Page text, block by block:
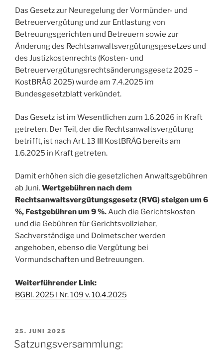
Das Gesetz zur Neuregelung der Vormünder- und
Betreuervergütung und zur Entlastung von
Betreuungsgerichten und Betreuern sowie zur
Änderung des Rechtsanwaltsvergütungsgesetzes und
des Justizkostenrechts (Kosten- und
Betreuervergütungsrechtsänderungsgesetz 2025 –
KostBRÄG 2025) wurde am 7.4.2025 im
Bundesgesetzblatt verkündet.
Das Gesetz ist im Wesentlichen zum 1.6.2026 in Kraft
getreten. Der Teil, der die Rechtsanwaltsvergütung
betrifft, ist nach Art. 13 III KostBRÄG bereits am
1.6.2025 in Kraft getreten.
Damit erhöhen sich die gesetzlichen Anwaltsgebühren
ab Juni.Wertgebühren nach dem
Rechtsanwaltsvergütungsgesetz (RVG) steigen um 6
%, Festgebühren um 9 %.Auch die Gerichtskosten
und die Gebühren für Gerichtsvollzieher,
Sachverständige und Dolmetscher werden
angehoben, ebenso die Vergütung bei
Vormundschaften und Betreuungen.
Weiterführender Link:
BGBl. 2025 I Nr. 109 v. 10.4.2025
25. JUNI 2025
Satzungsversammlung: